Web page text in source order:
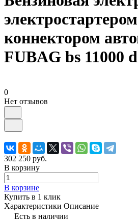
коннектором
FUBAG bs 11000
0
Нет отзывов
302 250 руб.
В корзину
В корзине
Купить в 1 клик
Характеристики Описание
Есть в наличии